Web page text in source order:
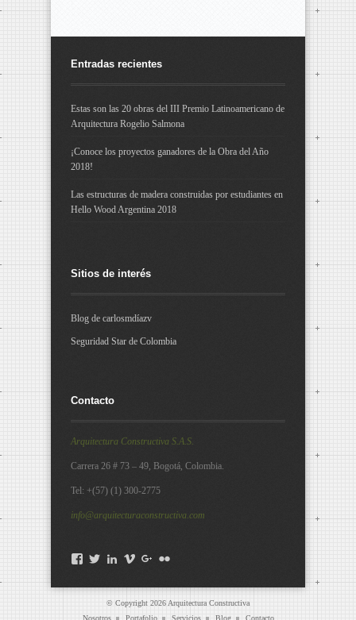
Entradas recientes
Estas son las 20 obras del III Premio Latinoamericano de
Arquitectura Rogelio Salmona
¡Conoce los proyectos ganadores de la Obra del Año
2018!
Las estructuras de madera construidas por estudiantes en
Hello Wood Argentina 2018
Sitios de interés
Blog de carlosmdíazv
Seguridad Star de Colombia
Contacto
Arquitectura Constructiva S.A.S.
Carrera 26 # 73 – 49, Bogotá, Colombia.
Tel: +(57) (1) 300-2775
info@arquitecturaconstructiva.com
Facebook
TwitterLinkedIn
VimeoGoogle+
© Copyright 2026 Arquitectura Constructiva
Nosotros
Portafolio Servicios Blog Contacto